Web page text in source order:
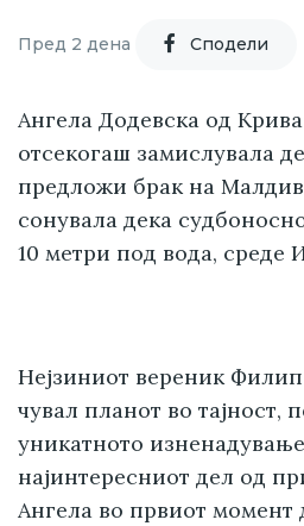
Пред 2 дена Cподели
Ангела Додевска од
отсекогаш замислувала
предложи брак на
сонувала дека
10 метри под вода, среде
Нејзиниот вереник
чувал планот во тајност,
уникатното
најинтересниот дел од
Ангела во првиот